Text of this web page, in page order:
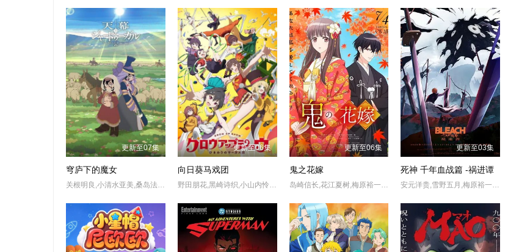
更新至07集
穹庐下的魔女
更新至06集
向日葵马戏团
更新至06集
鬼之花嫁
岛崎信长,花江夏树,梅原裕一郎,远藤绫,早见沙织,千本木彩花,坂泰斗,逢坂良太,石见舞菜香,寺泽百花,小桥美忧
更新至03集
死神 千年血战篇 -祸进谭